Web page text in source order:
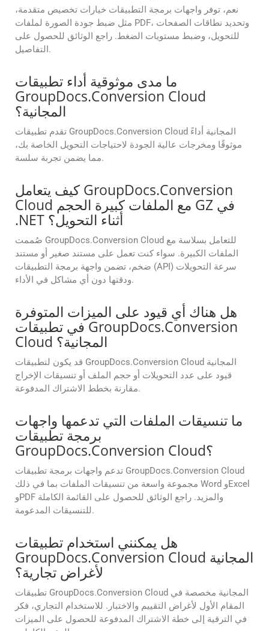
نعم، توفر واجهات برمجة التطبيقات خيارات تخصيص متقدمة،
مثل ضبط جودة الصورة لملفات PDF، وتحديد نطاقات الصفحات
للتحويل، وضبط مستويات الضغط. راجع الوثائق للحصول على
التفاصيل.
ما مدى موثوقية أداء تطبيقات
GroupDocs.Conversion Cloud
المجانية؟
تقدم تطبيقات GroupDocs.Conversion Cloud المجانية أداءً
موثوقًا ومخرجات عالية الجودة لاحتياجات التحويل الخاصة بك،
مما يضمن تجربة سلسة.
كيف يتعامل GroupDocs.Conversion
Cloud مع الملفات كبيرة الحجم GZ في
.NET أثناء التحويل؟
صُممت GroupDocs.Conversion Cloud للتعامل بسلاسة مع
الملفات الكبيرة. سواء كنت تعمل على مستند صغير أو مستند
ضخم، تضمن واجهة برمجة التطبيقات (API) سرعة التحويلات
ودقتها دون أي مشاكل في الأداء.
هل هناك أي قيود على الميزات المتوفرة
في تطبيقات GroupDocs.Conversion
Cloud المجانية؟
قد يكون لتطبيقات GroupDocs.Conversion Cloud المجانية
قيود على عدد التحويلات أو حجم الملف أو تنسيقات الإخراج
مقارنة بخطط الاشتراك المدفوعة.
ما تنسيقات الملفات التي تدعمها واجهات
برمجة تطبيقات
GroupDocs.Conversion Cloud؟
تدعم واجهات برمجة تطبيقات GroupDocs.Conversion Cloud
مجموعة واسعة من تنسيقات الملفات بما في ذلك Word وExcel
وPDF والمزيد. راجع الوثائق للحصول على القائمة الكاملة
للتنسيقات المدعومة.
هل يمكنني استخدام تطبيقات
GroupDocs.Conversion Cloud المجانية
لأغراض تجارية؟
تطبيقات GroupDocs.Conversion Cloud المجانية مخصصة في
المقام الأول لأغراض التقييم والاختبار. للاستخدام التجاري، فكر
في الترقية إلى خطة الاشتراك المدفوعة للحصول على الميزات